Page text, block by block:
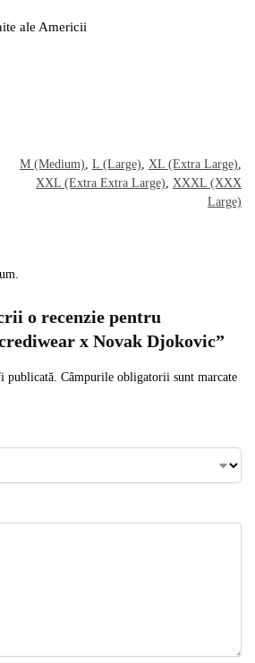
ale Americii
M (Medium), L (Large), XL (Extra Large),
XXL (Extra Extra Large), XXXL (XXX
Large)
o recenzie pentru
x Novak Djokovic”
publicată. Câmpurile obligatorii sunt marcate